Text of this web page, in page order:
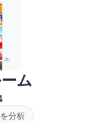
ム
分析